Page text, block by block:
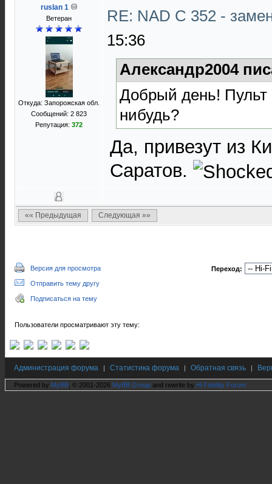
ruslan 1
Ветеран
Откуда: Запорожская обл.
Сообщений: 2 823
Репутация: 372
RE: NAD C 352 -
15:36
Александр2004
Добрый день! Пульт
нибудь?
Да, привезут из
Саратов.
«« Предыдущая Следующая »»
Версия для просмотра
Отправить тему другу
Подписаться на тему
Переход:
Пользователи просматривают эту тему:
Администрация форума | Статистика форума | Обратная связь |
Powered by MyBB , © 2001-2026 MyBB Group and rewrite by Hi Fidelity Forum